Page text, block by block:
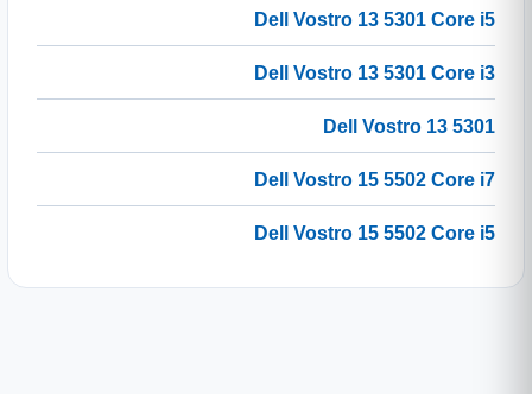
Dell Vostro 13 5301 Core i5
Dell Vostro 13 5301 Core i3
Dell Vostro 13 5301
Dell Vostro 15 5502 Core i7
Dell Vostro 15 5502 Core i5